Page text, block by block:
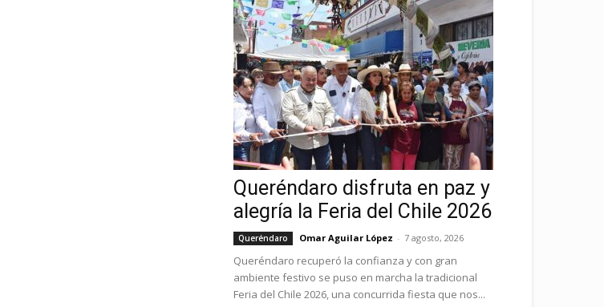
Queréndaro disfruta en paz y
alegría la Feria del Chile 2026
Queréndaro Omar Aguilar López - 7 agosto, 2026
Queréndaro recuperó la confianza y con gran
ambiente festivo se puso en marcha la tradicional
Feria del Chile 2026, una concurrida fiesta que nos...